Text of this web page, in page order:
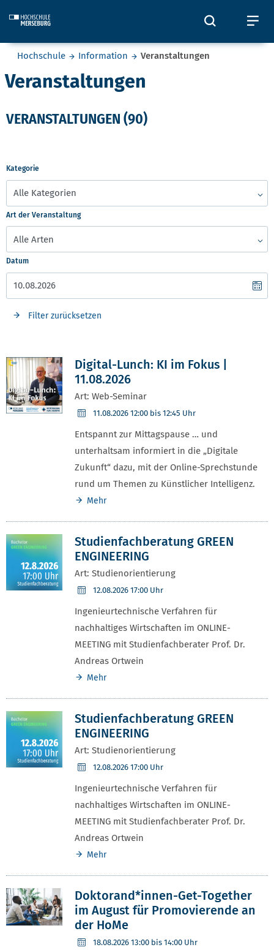
Öffnet
Sie befinden sich hier:
Hochschule Information Veranstaltungen
Veranstaltungen
VERANSTALTUNGEN (90)
Kategorie
Art der Veranstaltung
Datum
Filter zurücksetzen
Digital-Lunch: KI im Fokus |
11.08.2026
Art: Web-Seminar
11.08.2026 12:00 bis 12:45 Uhr
Entspannt zur Mittagspause … und
unterhaltsam informiert in die „Digitale
Zukunft“ dazu, mit der Online-Sprechstunde
rund um Themen zu Künstlicher Intelligenz.
Mehr
Studienfachberatung GREEN
ENGINEERING
Art: Studienorientierung
12.08.2026 17:00 Uhr
Ingenieurtechnische Verfahren für
nachhaltiges Wirtschaften im ONLINE-
MEETING mit Studienfachberater Prof. Dr.
Andreas Ortwein
Mehr
Studienfachberatung GREEN
ENGINEERING
Art: Studienorientierung
12.08.2026 17:00 Uhr
Ingenieurtechnische Verfahren für
nachhaltiges Wirtschaften im ONLINE-
MEETING mit Studienfachberater Prof. Dr.
Andreas Ortwein
Mehr
Doktorand*innen-Get-Together
im August für Promovierende an
der HoMe
18.08.2026 13:00 bis 14:00 Uhr